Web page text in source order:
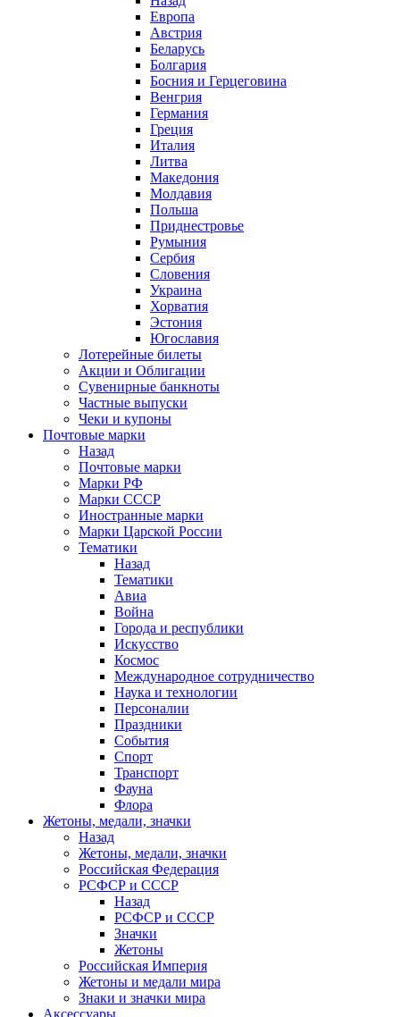
Европа
Австрия
Беларусь
Болгария
Босния и Герцеговина
Венгрия
Германия
Греция
Италия
Литва
Македония
Молдавия
Польша
Приднестровье
Румыния
Сербия
Словения
Украина
Хорватия
Эстония
Югославия
Лотерейные билеты
Акции и Облигации
Сувенирные банкноты
Частные выпуски
Чеки и купоны
Почтовые марки
Назад
Почтовые марки
Марки РФ
Марки СССР
Иностранные марки
Марки Царской России
Тематики
Назад
Тематики
Авиа
Война
Города и республики
Искусство
Космос
Международное сотрудничество
Наука и технологии
Персоналии
Праздники
События
Спорт
Транспорт
Фауна
Флора
Жетоны, медали, значки
Назад
Жетоны, медали, значки
Российская Федерация
РСФСР и СССР
Назад
РСФСР и СССР
Значки
Жетоны
Российская Империя
Жетоны и медали мира
Знаки и значки мира
Аксессуары